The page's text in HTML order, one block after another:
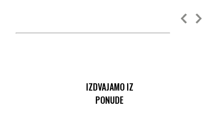
IZDVAJAMO IZ
PONUDE